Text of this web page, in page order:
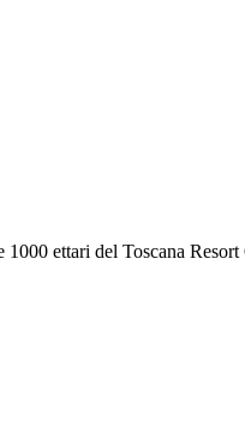
ettari del Toscana